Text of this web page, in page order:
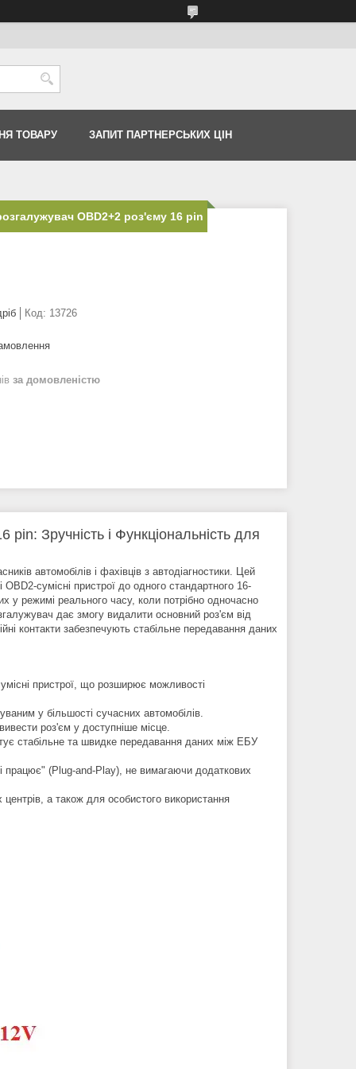
ТОВАРУ ЗАПИТ ПАРТНЕРСЬКИХ ЦІН
OBD2+2 роз'єму 16 pin
Код: 13726
за домовленістю
Зручність і Функціональність для
автомобілів і фахівців з автодіагностики. Цей
сумісні пристрої до одного стандартного 16-
у режимі реального часу, коли потрібно одночасно
дає змогу видалити основний роз'єм від
контакти забезпечують стабільне передавання даних
пристрої, що розширює можливості
у більшості сучасних автомобілів.
роз'єм у доступніше місце.
стабільне та швидке передавання даних між ЕБУ
працює" (Plug-and-Play), не вимагаючи додаткових
а також для особистого використання